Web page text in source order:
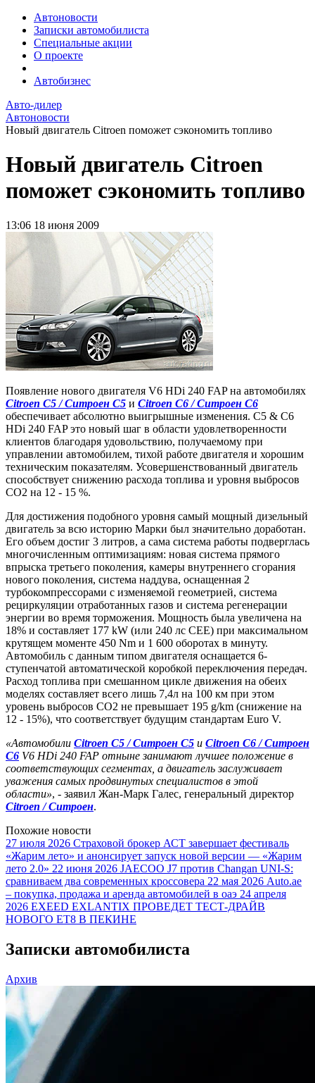
Автоновости
Записки автомобилиста
Специальные акции
О проекте
Автобизнес
Авто-дилер
Автоновости
Новый двигатель Citroen поможет сэкономить топливо
Новый двигатель Citroen
поможет сэкономить топливо
13:06 18 июня 2009
Появление нового двигателя V6 HDi 240 FAP на автомобилях
Citroen C5 / Ситроен С5 и Citroen C6 / Ситроен С6
обеспечивает абсолютно выигрышные изменения. C5 & C6
HDi 240 FAP это новый шаг в области удовлетворенности
клиентов благодаря удовольствию, получаемому при
управлении автомобилем, тихой работе двигателя и хорошим
техническим показателям. Усовершенствованный двигатель
способствует снижению расхода топлива и уровня выбросов
CO2 на 12 - 15 %.
Для достижения подобного уровня самый мощный дизельный
двигатель за всю историю Марки был значительно доработан.
Его объем достиг 3 литров, а сама система работы подверглась
многочисленным оптимизациям: новая система прямого
впрыска третьего поколения, камеры внутреннего сгорания
нового поколения, система наддува, оснащенная 2
турбокомпрессорами с изменяемой геометрией, система
рециркуляции отработанных газов и система регенерации
энергии во время торможения. Мощность была увеличена на
18% и составляет 177 kW (или 240 лс CEE) при максимальном
крутящем моменте 450 Nm и 1 600 оборотах в минуту.
Автомобиль с данным типом двигателя оснащается 6-
ступенчатой автоматической коробкой переключения передач.
Расход топлива при смешанном цикле движения на обеих
моделях составляет всего лишь 7,4л на 100 км при этом
уровень выбросов CO2 не превышает 195 g/km (снижение на
12 - 15%), что соответствует будущим стандартам Euro V.
«Автомобили Citroen C5 / Ситроен С5 и Citroen C6 / Ситроен
С6 V6 HDi 240 FAP отныне занимают лучшее положение в
соответствующих сегментах, а двигатель заслуживает
уважения самых продвинутых специалистов в этой
области», - заявил Жан-Марк Галес, генеральный директор
Citroen / Ситроен.
Похожие новости
27 июля 2026 Страховой брокер АСТ завершает фестиваль
«Жарим лето» и анонсирует запуск новой версии — «Жарим
лето 2.0» 22 июня 2026 JAECOO J7 против Changan UNI-S:
сравниваем два современных кроссовера 22 мая 2026 Auto.ae
– покупка, продажа и аренда автомобилей в оаэ 24 апреля
2026 EXEED EXLANTIX ПРОВЕДЕТ ТЕСТ-ДРАЙВ
НОВОГО ET8 В ПЕКИНЕ
Записки автомобилиста
Архив